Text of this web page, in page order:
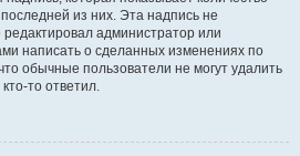
из них. Эта надпись не
администратор или
написать о сделанных изменениях по
обычные пользователи не могут удалить
то ответил.